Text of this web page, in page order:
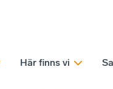
Här finns vi